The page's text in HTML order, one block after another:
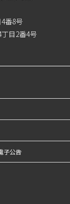
番8号
目2番4号
子公告